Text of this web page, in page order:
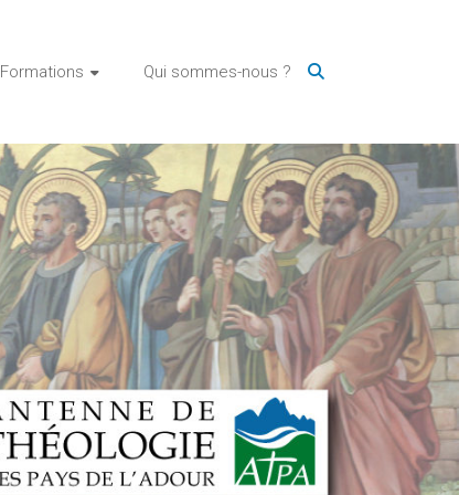
Formations Qui sommes-nous ?